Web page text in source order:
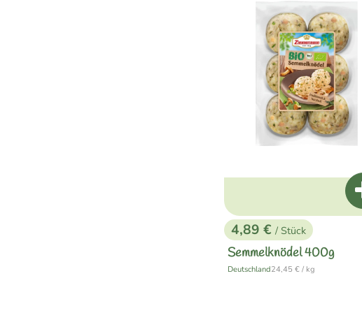
, Preis:
4,89 € / Stück
Semmelknödel 400g
, Herkunft:
Deutschland, Referenzpreis:
24,45 € / kg